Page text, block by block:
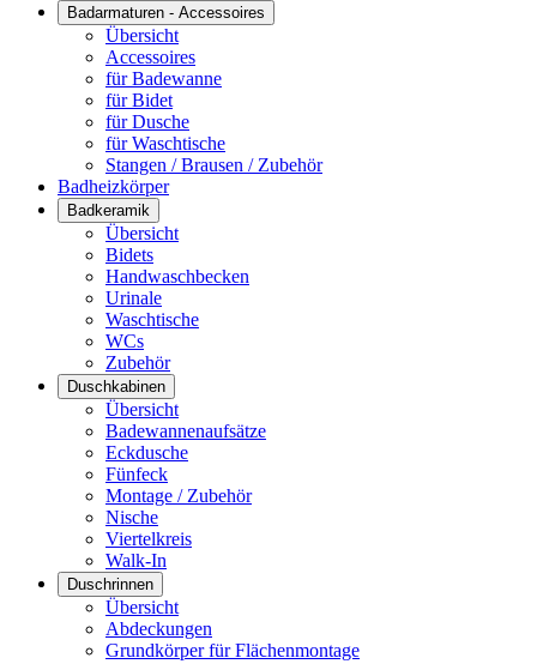
Badarmaturen - Accessoires
Übersicht
Accessoires
für Badewanne
für Bidet
für Dusche
für Waschtische
Stangen / Brausen / Zubehör
Badheizkörper
Badkeramik
Übersicht
Bidets
Handwaschbecken
Urinale
Waschtische
WCs
Zubehör
Duschkabinen
Übersicht
Badewannenaufsätze
Eckdusche
Fünfeck
Montage / Zubehör
Nische
Viertelkreis
Walk-In
Duschrinnen
Übersicht
Abdeckungen
Grundkörper für Flächenmontage